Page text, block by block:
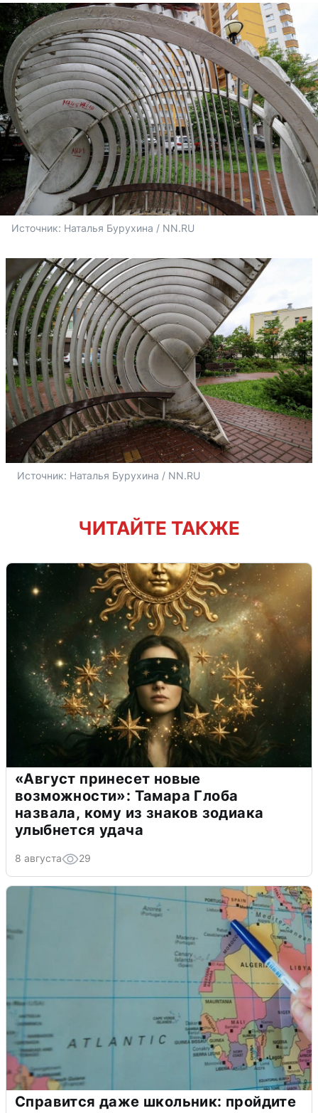
Источник: Наталья Бурухина / NN.RU
Источник: Наталья Бурухина / NN.RU
ЧИТАЙТЕ ТАКЖЕ
«Август принесет новые
возможности»: Тамара Глоба
назвала, кому из знаков зодиака
улыбнется удача
8 августа 29
Справится даже школьник: пройдите